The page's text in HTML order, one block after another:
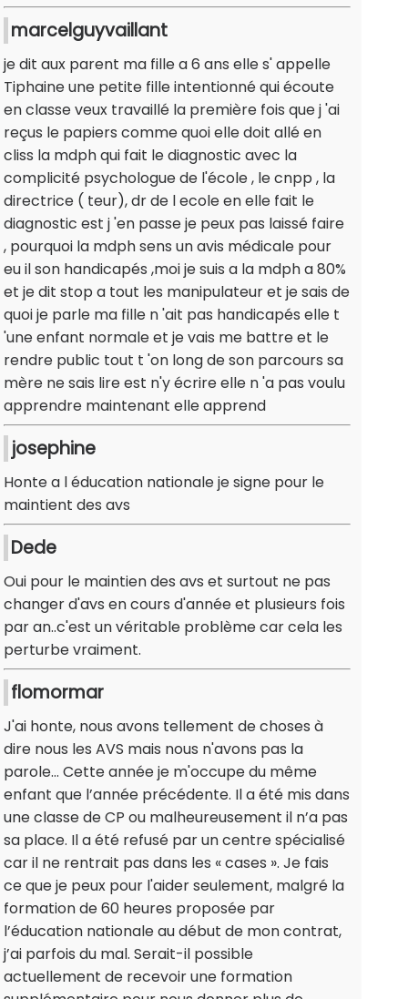
marcelguyvaillant
je dit aux parent ma fille a 6 ans elle s' appelle
Tiphaine une petite fille intentionné qui écoute
en classe veux travaillé la première fois que j 'ai
reçus le papiers comme quoi elle doit allé en
cliss la mdph qui fait le diagnostic avec la
complicité psychologue de l'école , le cnpp , la
directrice ( teur), dr de l ecole en elle fait le
diagnostic est j 'en passe je peux pas laissé faire
, pourquoi la mdph sens un avis médicale pour
eu il son handicapés ,moi je suis a la mdph a 80%
et je dit stop a tout les manipulateur et je sais de
quoi je parle ma fille n 'ait pas handicapés elle t
'une enfant normale et je vais me battre et le
rendre public tout t 'on long de son parcours sa
mère ne sais lire est n'y écrire elle n 'a pas voulu
apprendre maintenant elle apprend
josephine
Honte a l éducation nationale je signe pour le
maintient des avs
Dede
Oui pour le maintien des avs et surtout ne pas
changer d'avs en cours d'année et plusieurs fois
par an..c'est un véritable problème car cela les
perturbe vraiment.
flomormar
J'ai honte, nous avons tellement de choses à
dire nous les AVS mais nous n'avons pas la
parole… Cette année je m'occupe du même
enfant que l’année précédente. Il a été mis dans
une classe de CP ou malheureusement il n’a pas
sa place. Il a été refusé par un centre spécialisé
car il ne rentrait pas dans les « cases ». Je fais
ce que je peux pour l'aider seulement, malgré la
formation de 60 heures proposée par
l’éducation nationale au début de mon contrat,
j’ai parfois du mal. Serait-il possible
actuellement de recevoir une formation